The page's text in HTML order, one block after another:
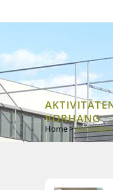
VORHANG
Home>